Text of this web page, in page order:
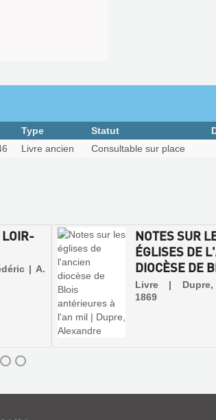
Type Statut
Livre ancien Consultable sur place
LOIR-
| A.
NOTES SUR
ÉGLISES DE
DIOCÈSE DE
Livre | Dupre,
1869